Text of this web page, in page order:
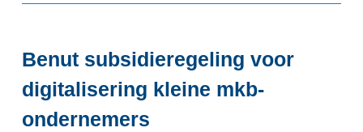
Benut subsidieregeling voor
digitalisering kleine mkb-
ondernemers